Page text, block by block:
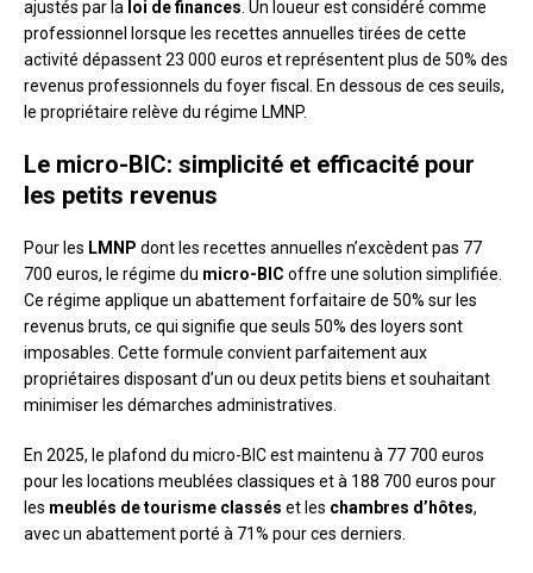
ajustés par la loi de finances . Un loueur est considéré comme
professionnel lorsque les recettes annuelles tirées de cette
activité dépassent 23 000 euros et représentent plus de 50% des
revenus professionnels du foyer fiscal. En dessous de ces seuils,
le propriétaire relève du régime LMNP.
Le micro-BIC: simplicité et efficacité pour
les petits revenus
Pour les LMNP dont les recettes annuelles n’excèdent pas 77
700 euros, le régime du micro-BIC offre une solution simplifiée.
Ce régime applique un abattement forfaitaire de 50% sur les
revenus bruts, ce qui signifie que seuls 50% des loyers sont
imposables. Cette formule convient parfaitement aux
propriétaires disposant d’un ou deux petits biens et souhaitant
minimiser les démarches administratives.
En 2025, le plafond du micro-BIC est maintenu à 77 700 euros
pour les locations meublées classiques et à 188 700 euros pour
les meublés de tourisme classés et les chambres d’hôtes,
avec un abattement porté à 71% pour ces derniers.